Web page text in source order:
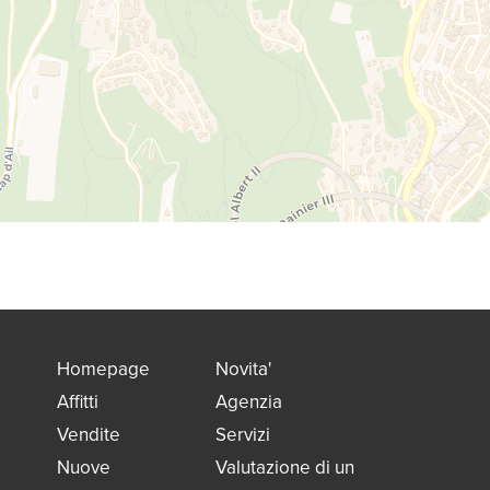
Homepage
Affitti
Vendite
Nuove
Novita'
Agenzia
Servizi
Valutazione di un